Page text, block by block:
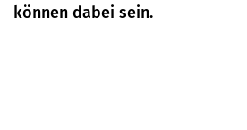
können dabei sein.